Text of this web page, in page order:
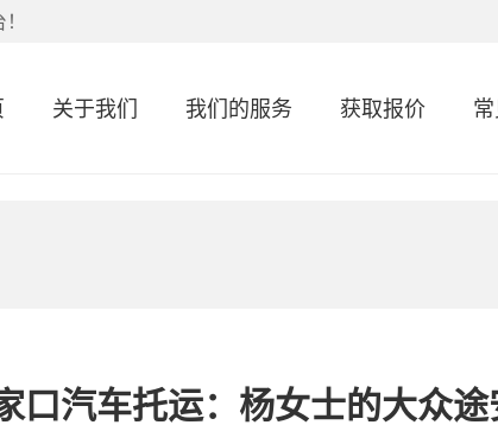
关于我们 我们的服务 获取报价
口汽车托运：杨女士的大众